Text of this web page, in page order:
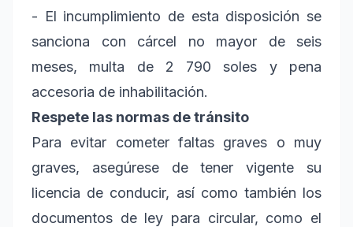
- El incumplimiento de esta disposición se
sanciona con cárcel no mayor de seis
meses, multa de 2 790 soles y pena
accesoria de inhabilitación.
Respete las normas de tránsito
Para evitar cometer faltas graves o muy
graves, asegúrese de tener vigente su
licencia de conducir, así como también los
documentos de ley para circular, como el